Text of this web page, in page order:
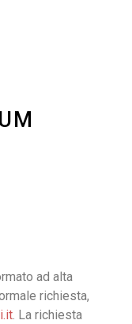
ad alta
richiesta,
. La richiesta